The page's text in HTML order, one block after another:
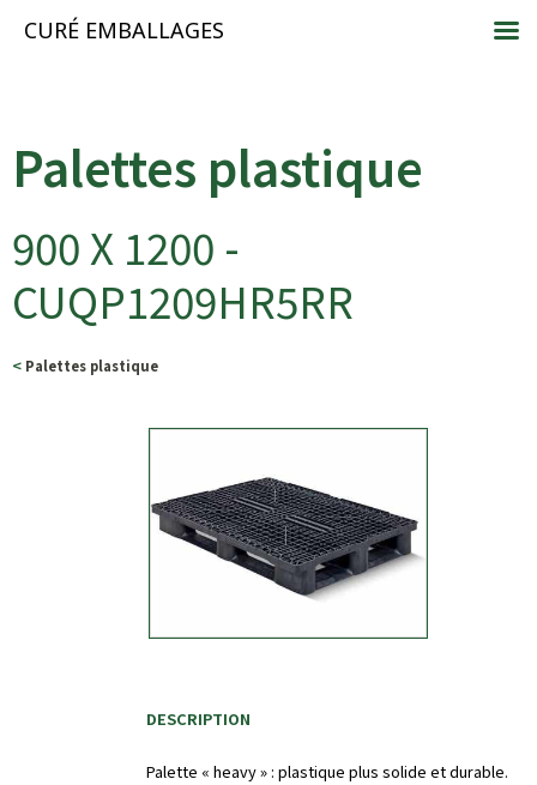
Palettes plastique
900 X 1200 -
CUQP1209HR5RR
< Palettes plastique
DESCRIPTION
Palette « heavy » : plastique plus solide et durable.
CURÉ EMBALLAGES